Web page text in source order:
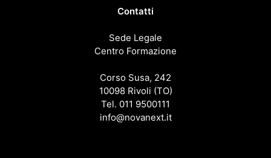
Contatti
Sede Legale
Centro Formazione
Corso Susa, 242
10098 Rivoli (TO)
Tel. 011 9500111
info@novanext.it